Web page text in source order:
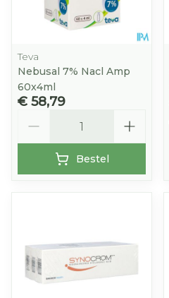
Teva
Nebusal 7% Nacl Amp
60x4ml
€ 58,79
Bestel